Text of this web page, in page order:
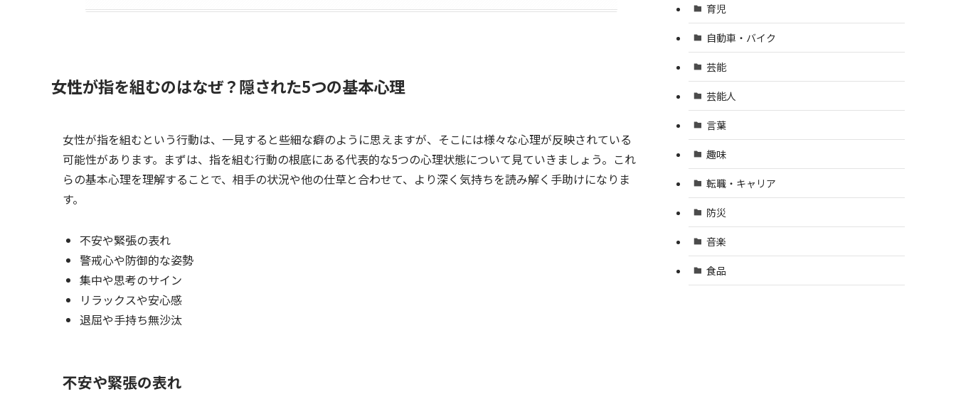
女性が指を組むのはなぜ？隠された5つの基本心理
女性が指を組むという行動は、一見すると些細な癖のように思えますが、そこには様々な心理が反映されている
可能性があります。まずは、指を組む行動の根底にある代表的な5つの心理状態について見ていきましょう。これ
らの基本心理を理解することで、相手の状況や他の仕草と合わせて、より深く気持ちを読み解く手助けになりま
す。
不安や緊張の表れ
警戒心や防御的な姿勢
集中や思考のサイン
リラックスや安心感
退屈や手持ち無沙汰
不安や緊張の表れ
育児
自動車・バイク
芸能
芸能人
言葉
趣味
転職・キャリア
防災
音楽
食品